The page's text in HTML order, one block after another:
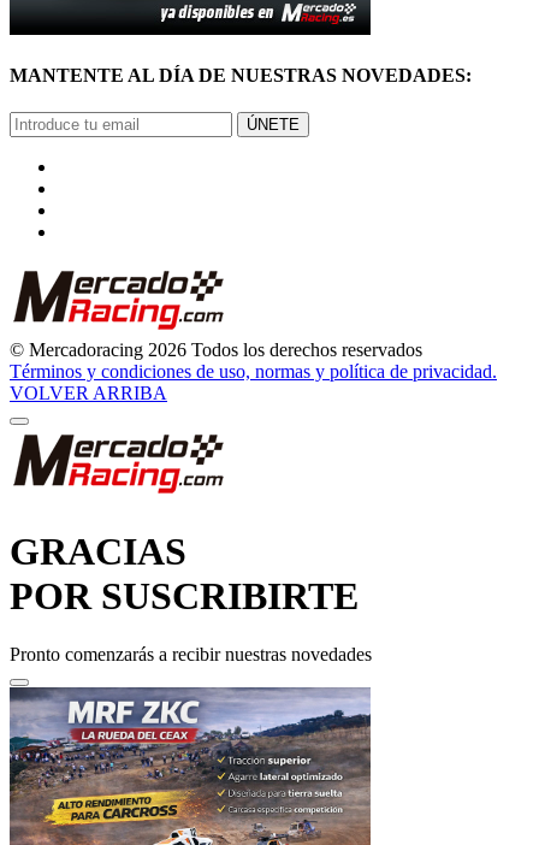
MANTENTE AL DÍA DE NUESTRAS NOVEDADES:
ÚNETE
© Mercadoracing 2026 Todos los derechos reservados
Términos y condiciones de uso, normas y política de privacidad.
VOLVER ARRIBA
GRACIAS
POR SUSCRIBIRTE
Pronto comenzarás a recibir nuestras novedades